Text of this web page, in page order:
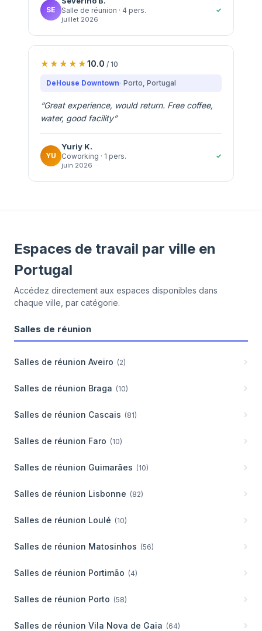
SE Salle de réunion · 4 pers.
juillet 2026
✓
10.0 / 10
DeHouse Downtown Porto, Portugal
“Great experience, would return. Free coffee,
water, good facility”
YU
Yuriy K.
Coworking · 1 pers.
juin 2026
✓
Espaces de travail par ville en
Portugal
Accédez directement aux espaces disponibles dans
chaque ville, par catégorie.
Salles de réunion
Salles de réunion Aveiro (2)
Salles de réunion Braga (10)
Salles de réunion Cascais (81)
Salles de réunion Faro (10)
Salles de réunion Guimarães (10)
Salles de réunion Lisbonne (82)
Salles de réunion Loulé (10)
Salles de réunion Matosinhos (56)
Salles de réunion Portimão (4)
Salles de réunion Porto (58)
Salles de réunion Vila Nova de Gaia (64)